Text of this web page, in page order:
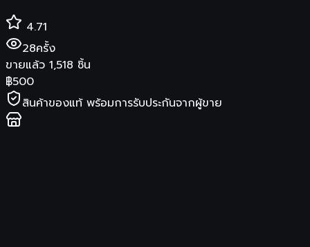
4.71
28ครั้ง
ขายแล้ว 1,518 ชิ้น
฿500
สินค้าของแท้ พร้อมการรับประกันจากผู้ขาย